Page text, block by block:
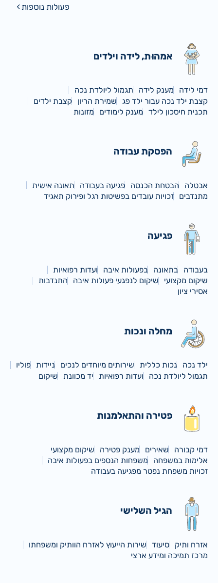
פעולות נוספות
אמהוּת, לידה וילדים
דמי לידה מענק לידה
תגמול ליולדת נכה
קצבת ילד נכה עבור ילד פג
שמירת הריון
קצבת ילדים
תכנית חיסכון לילד
מענק לימודים מזונות
הפסקת עבודה
אבטלה הבטחת הכנסה פגיעה בעבודה
תאונה אישית
מתנדבים
זכויות עובדים בפשיטות רגל ופירוק תאגיד
פגיעה
בעבודה בתאונה בפעולות איבה
ועדות רפואיות
שיקום מקצועי
שיקום לנפגעי פעולות איבה
התנדבות
אסירי ציון
מחלה ונכות
ילד נכה נכות כללית שירותים מיוחדים לנכים ניידות פוליו
תגמול ליולדת נכה
ועדות רפואיות יד מכוונת שיקום
פטירה והתאלמנות
דמי קבורה שאירים מענק פטירה
שיקום מקצועי
אלימות במשפחה
משפחות הנספים בפעולות איבה
זכויות משפחת נפטר מפגיעה בעבודה
הגיל השלישי
אזרח ותיק סיעוד
שירות הייעוץ לאזרח הוותיק ומשפחתו
מרכז תמיכה ומידע ארצי